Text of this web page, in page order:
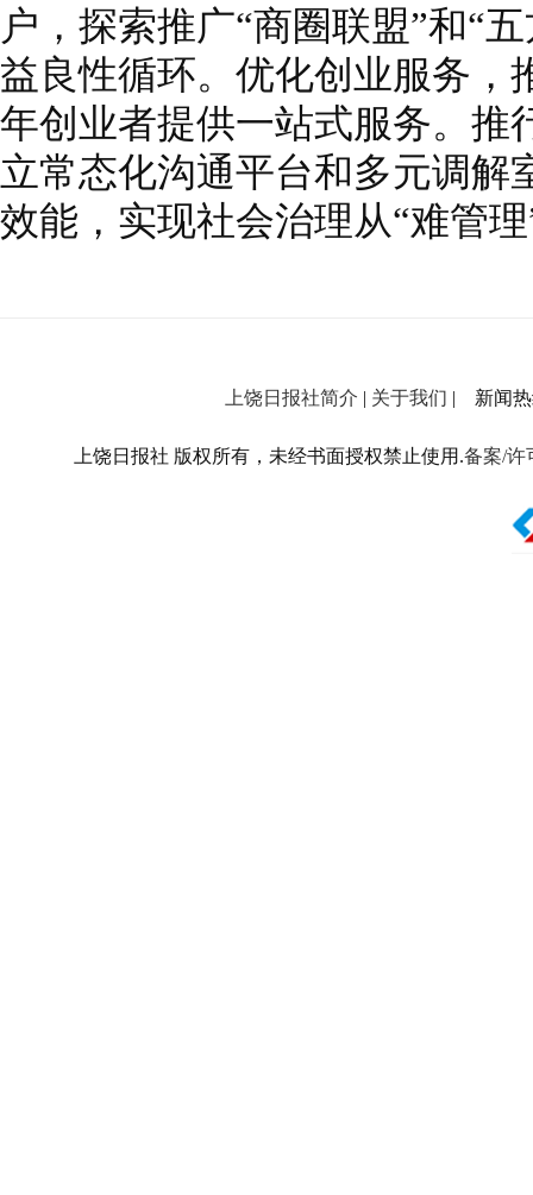
户，探索推广“商圈联盟”和“
益良性循环。优化创业服务，
年创业者提供一站式服务。推
立常态化沟通平台和多元调解
效能，实现社会治理从“难管
上饶日报社简介 | 关于我们 | 新闻热
上饶日报社 版权所有，未经书面授权禁止使用.备案/许